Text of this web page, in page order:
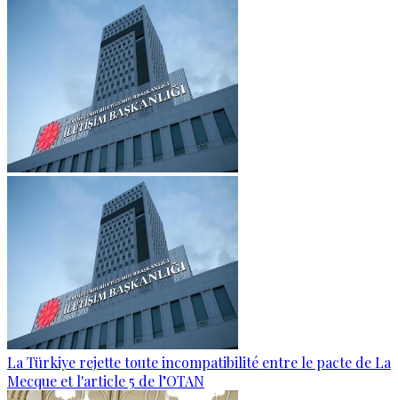
La Türkiye rejette toute incompatibilité entre le pacte de La
Mecque et l'article 5 de l’OTAN